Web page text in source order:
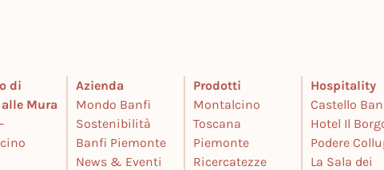
di
Mura
Azienda
Mondo Banfi
Sostenibilità
Banfi Piemonte
News & Eventi
Prodotti
Montalcino
Toscana
Piemonte
Ricercatezze
Hospitality
Castello
Hotel Il
Podere
La Sala dei